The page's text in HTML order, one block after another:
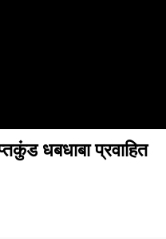
धबधाबा प्रवाहित